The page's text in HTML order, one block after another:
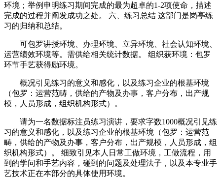
环境；举例申明练习期间完成的最为超卓的1-2项使命，描述
完成的过程并阐发成功之处。 六、练习总结 这部门是岗亭练
习的归纳和总结。
可包罗讲授环境、办理环境、立异环境、社会认知环境、
运营绩效环境等。需供给相关统计数据。 组织获环境：包罗
环节手艺获得励环境。
概况引见练习的意义和感化，以及练习企业的根基环境
（包罗：运营范畴，供给的产物及办事，客户分布，出产规
模，人员形成，组织机构形式）。
请为一名数据标注员练习演讲，要求字数1000概况引见练
习的意义和感化，以及练习企业的根基环境（包罗：运营范
畴，供给的产物及办事，客户分布，出产规模，人员形成，组
织机构形式）。 细致引见本人日常工做环境，工做流程，用
到的学问和手艺内容，碰到的问题及处理法子，以及本专业手
艺技术正在本部分的具体使用环境。